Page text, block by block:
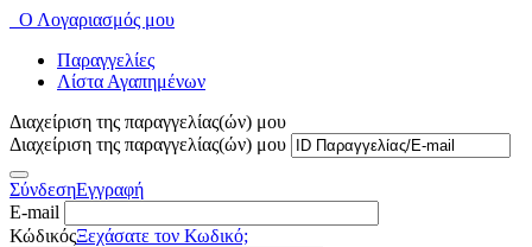
Ο Λογαριασμός μου
Παραγγελίες
Λίστα Αγαπημένων
Διαχείριση της παραγγελίας(ών) μου
Διαχείριση της παραγγελίας(ών) μου
ΣύνδεσηΕγγραφή
E-mail
ΚώδικόςΞεχάσατε τον Κωδικό;